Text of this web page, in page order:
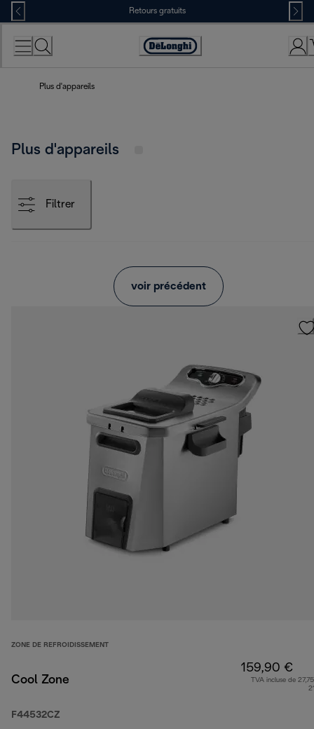
Skip
to
Content
Retours gratuits
Déclaration
Plus d'appareils
Plus d'appareils
Filtrer
voir précédent
ZONE DE REFROIDISSEMENT
Cool Zone
F44532CZ
159,90 €
TVA incluse de